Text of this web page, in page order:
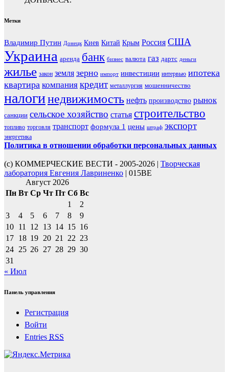
Метки
Владимир Путин Донецк Киев Китай Крым Россия США
Украина аренда банк бизнес валюта газ дартс деньги
жилье закон земля зерно импорт инвестиции интервью ипотека
квартира компания кредит металлургия мошенничество
налогинедвижимость нефть производство рынок
санкции сельское хозяйство статья строительство
топливо торговля транспорт формула 1 цены штраф экспорт
энергетика
Политика в отношении обработки персональных данных
(с) КОММЕРЧЕСКИЕ ВЕСТИ - 2005-2026 | Творческая
лаборатория Евгения Лавриненко | 015BE
Август 2026
Пн Вт Ср Чт Пт Сб Вс
1
2
3
4 5 6 7 8
9
10 11 12 13 14 15 16
17 18 19 20 21 22 23
24 25 26 27 28 29 30
31
« Июл
Панель управления
Регистрация
Войти
Entries RSS